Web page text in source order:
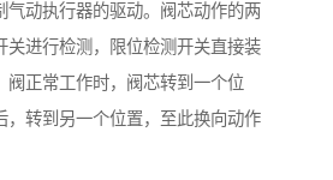
气动执行器的驱动。阀芯动作的两
关进行检测，限位检测开关直接装
阀正常工作时，阀芯转到一个位
，转到另一个位置，至此换向动作